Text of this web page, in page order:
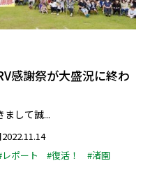
感謝祭が大盛況に終わ
まして誠...
ポート #復活！ #渚園